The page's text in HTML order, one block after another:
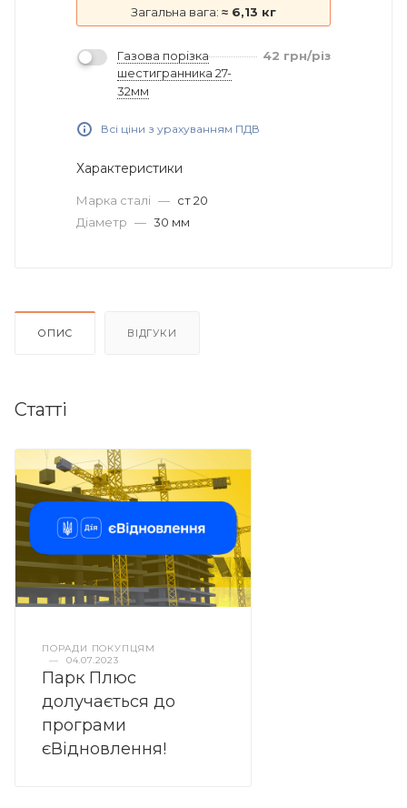
Загальна вага: ≈ 6,13 кг
Газова порізка
шестигранника 27-
32мм
42 грн/різ
Всі ціни з урахуванням ПДВ
Характеристики
Марка сталі — ст 20
Діаметр — 30 мм
ОПИС ВІДГУКИ
Статті
ПОРАДИ ПОКУПЦЯМ
—
04.07.2023
Парк Плюс
долучається до
програми
єВідновлення!